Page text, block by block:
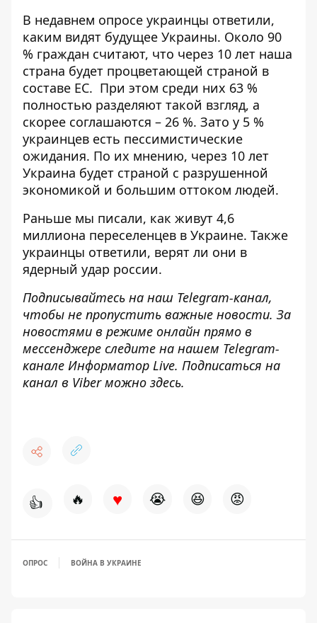
В недавнем опросе украинцы ответили,
каким видят будущее Украины. Около 90
% граждан считают, что через 10 лет наша
страна будет процветающей страной в
составе ЕС. При этом среди них 63 %
полностью разделяют такой взгляд, а
скорее соглашаются – 26 %. Зато у 5 %
украинцев есть пессимистические
ожидания. По их мнению, через 10 лет
Украина будет страной с разрушенной
экономикой и большим оттоком людей.
Раньше мы писали, как живут 4,6
миллиона переселенцев в Украине. Также
украинцы ответили, верят ли они в
ядерный удар россии.
Подписывайтесь на наш Telegram-канал,
чтобы не пропустить важные новости. За
новостями в режиме онлайн прямо в
мессенджере следите на нашем Telegram-
канале Информатор Live. Подписаться на
канал в Viber можно здесь.
👍 🔥 ♥ 😭 😆 😡
ОПРОС ВОЙНА В УКРАИНЕ